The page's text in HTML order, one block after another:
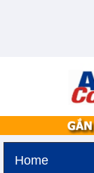
Home